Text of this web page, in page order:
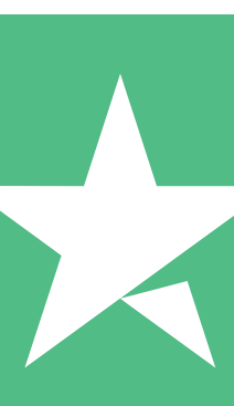
de Crédits
avec des crédits de
1 Téléchargement
10 00